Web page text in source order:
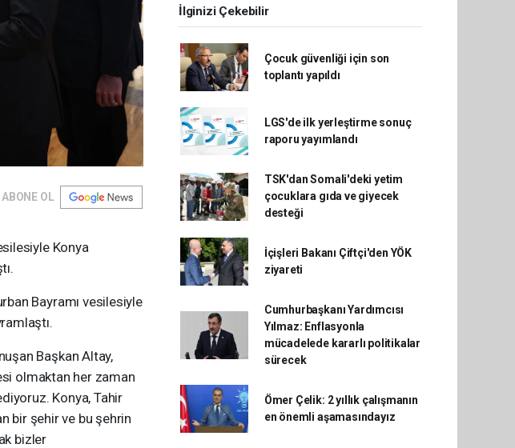
ABONE OL
Konya
Bayramı vesilesiyle
Başkan Altay,
olmaktan her zaman
Konya, Tahir
bir şehir ve bu şehrin
bizler
İlginizi Çekebilir
Çocuk güvenliği için son
toplantı yapıldı
LGS'de ilk yerleştirme sonuç
raporu yayımlandı
TSK'dan Somali'deki yetim
çocuklara gıda ve giyecek
desteği
İçişleri Bakanı Çiftçi'den YÖK
ziyareti
Cumhurbaşkanı Yardımcısı
Yılmaz: Enflasyonla
mücadelede kararlı politikalar
sürecek
Ömer Çelik: 2 yıllık çalışmanın
en önemli aşamasındayız